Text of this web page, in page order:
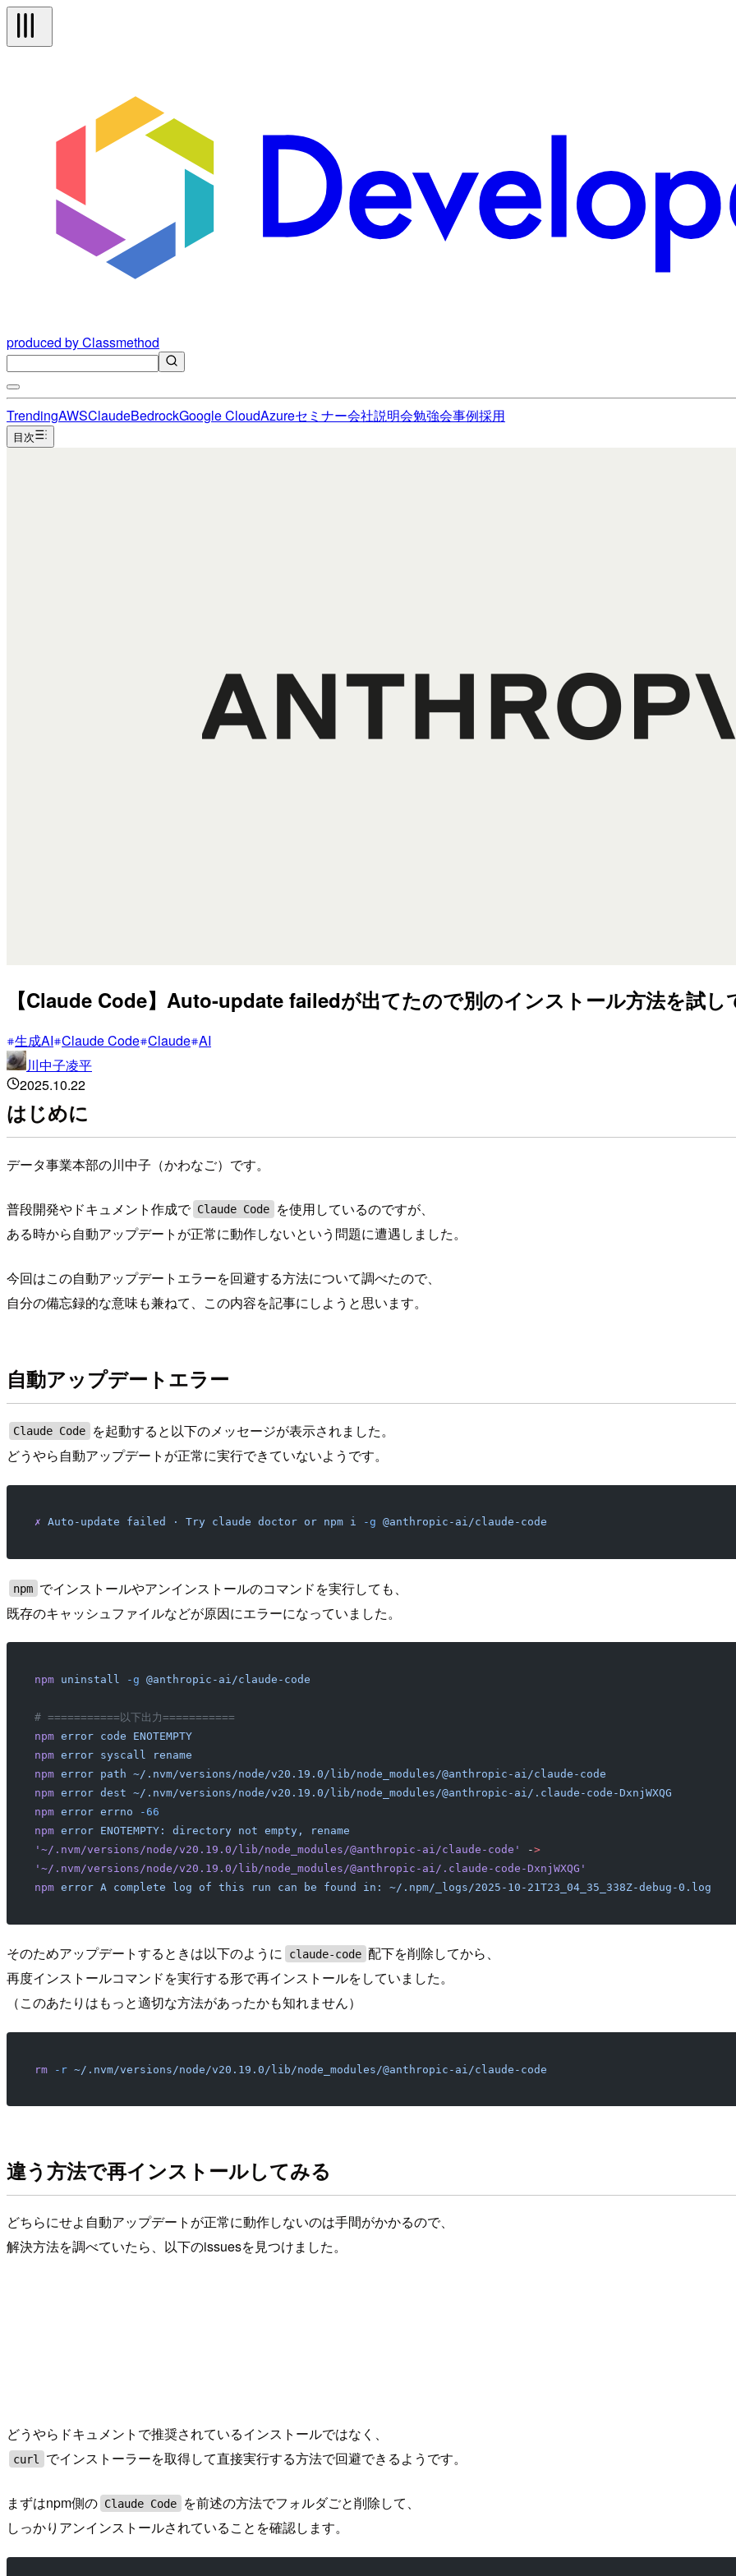
produced by Classmethod
TrendingAWSClaudeBedrockGoogle CloudAzureセミナー会社説明会勉強会事例採用
目次
【Claude Code】Auto-update failedが出てたので別のインストール方法を試し
生成AI Claude Code Claude AI
川中子凌平
2025.10.22
はじめに
データ事業本部の川中子（かわなご）です。
普段開発やドキュメント作成で Claude Code
を使用しているのですが、
ある時から自動アップデートが正常に動作しないという問題に遭遇しました。
今回はこの自動アップデートエラーを回避する方法について調べたので、
自分の備忘録的な意味も兼ねて、この内容を記事にしようと思います。
自動アップデートエラー
Claude Code
を起動すると以下のメッセージが表示されました。
どうやら自動アップデートが正常に実行できていないようです。
✗ Auto-update failed · Try claude doctor or npm i -g @anthropic-ai/claude-code
npm でインストールやアンインストールのコマンドを実行しても、
既存のキャッシュファイルなどが原因にエラーになっていました。
npm uninstall -g @anthropic-ai/claude-code
# ===========以下出力===========
npm error code ENOTEMPTY
npm error syscall rename
npm error path ~/.nvm/versions/node/v20.19.0/lib/node_modules/@anthropic-ai/claude-code
npm error dest ~/.nvm/versions/node/v20.19.0/lib/node_modules/@anthropic-ai/.claude-code-DxnjWXQG
npm error errno -66
npm error ENOTEMPTY: directory not empty,
rename
'~/.nvm/versions/node/v20.19.0/lib/node_modules/@anthropic-ai/claude-code'
->
'~/.nvm/versions/node/v20.19.0/lib/node_modules/@anthropic-ai/.claude-code-DxnjWXQG'
npm error A complete log of this run can be found in: ~/.npm/_logs/2025-10-21T23_04_35_338Z-debug-0.log
そのためアップデートするときは以下のように claude-code 配下を削除してから、
再度インストールコマンドを実行する形で再インストールをしていました。
（このあたりはもっと適切な方法があったかも知れません）
rm -r ~/.nvm/versions/node/v20.19.0/lib/node_modules/@anthropic-ai/claude-code
違う方法で再インストールしてみる
どちらにせよ自動アップデートが正常に動作しないのは手間がかかるので、
解決方法を調べていたら、以下のissuesを見つけました。
どうやらドキュメントで推奨されているインストールではなく、
curl でインストーラーを取得して直接実行する方法で回避できるようです。
まずはnpm側の Claude Code
を前述の方法でフォルダごと削除して、
しっかりアンインストールされていることを確認します。